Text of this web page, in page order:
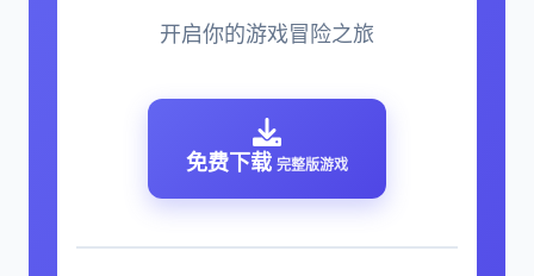
开启你的游戏冒险之旅
免费下载 完整版游戏